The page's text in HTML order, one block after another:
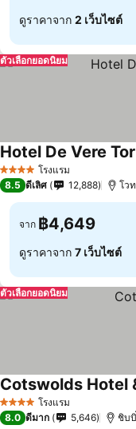
ดูราคาจาก 2 เว็บไซต์
ตัวเลือกยอดนิยม
4 ดาว โรงแรม
Hotel De Vere
8.5 ดีเลิศ 12,888 โว
จาก ฿4,649
ดูราคาจาก 7 เว็บไซต์
ตัวเลือกยอดนิยม
4 ดาว โรงแรม
Cotswolds Hotel
8.0 ดีมาก 5,646 ชิบ